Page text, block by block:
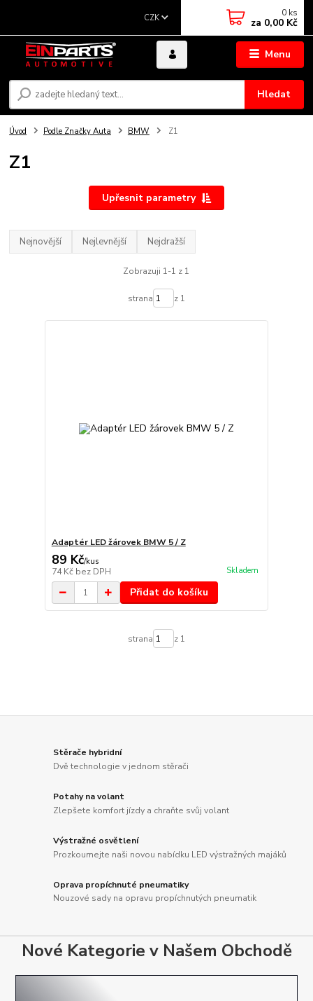
Menu
CZK
Hledat
0 ks
za 0,00 Kč
Úvod Podle Značky Auta BMW Z1
Z1
Upřesnit parametry
Nejnovější Nejlevnější Nejdražší
Zobrazuji 1-1 z 1
strana z 1
Adaptér LED žárovek BMW 5 / Z
89 Kč/kus
74 Kč bez DPH Skladem
Přidat do košíku
strana z 1
Stěrače hybridní
Dvě technologie v jednom stěrači
Potahy na volant
Zlepšete komfort jízdy a chraňte svůj volant
Výstražné osvětlení
Prozkoumejte naši novou nabídku LED výstražných majáků
Oprava propíchnuté pneumatiky
Nouzové sady na opravu propíchnutých pneumatik
Nové Kategorie v Našem Obchodě